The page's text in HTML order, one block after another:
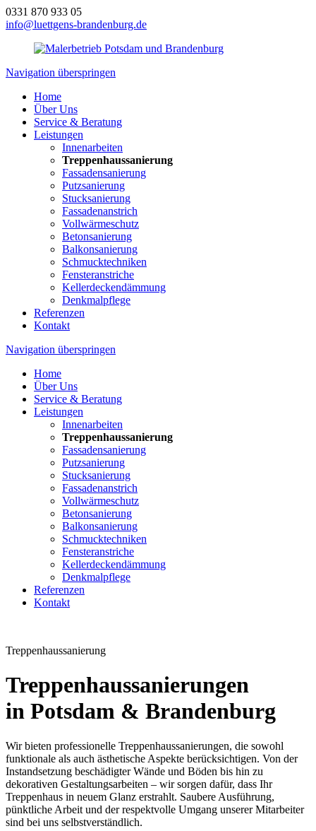
0331 870 933 05
info@luettgens-brandenburg.de
Navigation überspringen
Home
Über Uns
Service & Beratung
Leistungen
Innenarbeiten
Treppenhaussanierung
Fassadensanierung
Putzsanierung
Stucksanierung
Fassadenanstrich
Vollwärmeschutz
Betonsanierung
Balkonsanierung
Schmucktechniken
Fensteranstriche
Kellerdeckendämmung
Denkmalpflege
Referenzen
Kontakt
Navigation überspringen
Home
Über Uns
Service & Beratung
Leistungen
Innenarbeiten
Treppenhaussanierung
Fassadensanierung
Putzsanierung
Stucksanierung
Fassadenanstrich
Vollwärmeschutz
Betonsanierung
Balkonsanierung
Schmucktechniken
Fensteranstriche
Kellerdeckendämmung
Denkmalpflege
Referenzen
Kontakt
Treppenhaussanierung
Treppenhaussanierungen
in Potsdam & Brandenburg
Wir bieten professionelle Treppenhaussanierungen, die sowohl
funktionale als auch ästhetische Aspekte berücksichtigen. Von der
Instandsetzung beschädigter Wände und Böden bis hin zu
dekorativen Gestaltungsarbeiten – wir sorgen dafür, dass Ihr
Treppenhaus in neuem Glanz erstrahlt. Saubere Ausführung,
pünktliche Arbeit und der respektvolle Umgang unserer Mitarbeiter
sind bei uns selbstverständlich.